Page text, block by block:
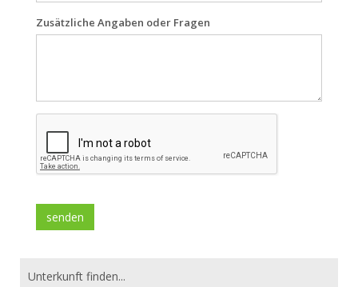
Zusätzliche Angaben oder Fragen
Unterkunft finden...